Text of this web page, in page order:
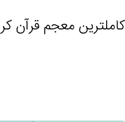
کاملترین معجم قرآن